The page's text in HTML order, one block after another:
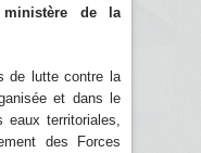
de la
de lutte contre la
et dans le
territoriales,
des Forces